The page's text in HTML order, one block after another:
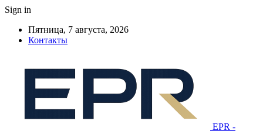
Sign in
Пятница, 7 августа, 2026
Контакты
EPR -